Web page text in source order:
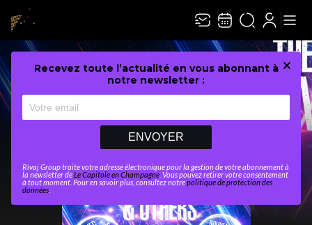
Recevez toute l’actualité en vous abonnant à
notre newsletter :
ENVOYER
Rivaj Group traite votre adresse électronique pour la gestion de votre abonnement à
la newsletter deLe Capitole en Champagne . Vous pouvez retirer votre consentement
à tout moment. Pour en savoir plus, consultez notrepolitique de protection des
données